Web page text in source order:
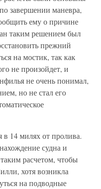
завершении маневра,
ему о причине
таким решением был
прежний
на мостик, так как
не произойдет, и
не очень понимал,
но не стал его
в 14 милях от пролива.
судна и
расчетом, чтобы
хотя возникла
на подводные